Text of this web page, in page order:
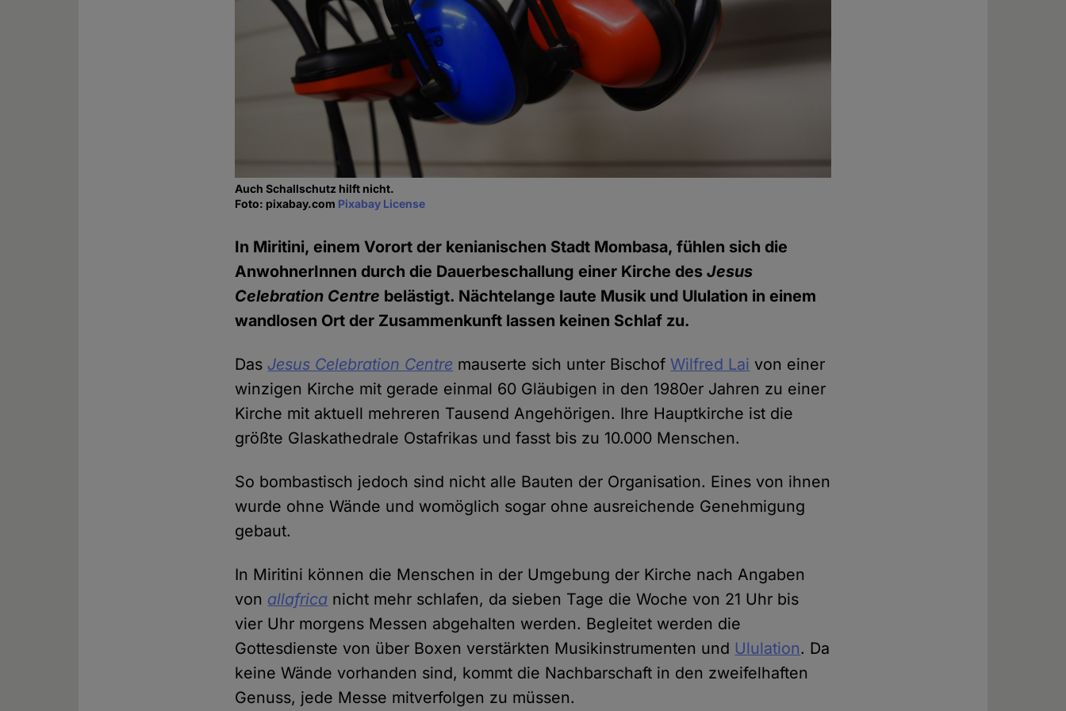
Auch Schallschutz hilft nicht.
Foto: pixabay.com Pixabay License
In Miritini, einem Vorort der kenianischen Stadt Mombasa, fühlen sich die
AnwohnerInnen durch die Dauerbeschallung einer Kirche desJesus
Celebration Centre belästigt. Nächtelange laute Musik und Ululation in einem
wandlosen Ort der Zusammenkunft lassen keinen Schlaf zu.
DasJesus Celebration Centre mauserte sich unter Bischof Wilfred Lai von einer
winzigen Kirche mit gerade einmal 60 Gläubigen in den 1980er Jahren zu einer
Kirche mit aktuell mehreren Tausend Angehörigen. Ihre Hauptkirche ist die
größte Glaskathedrale Ostafrikas und fasst bis zu 10.000 Menschen.
So bombastisch jedoch sind nicht alle Bauten der Organisation. Eines von ihnen
wurde ohne Wände und womöglich sogar ohne ausreichende Genehmigung
gebaut.
In Miritini können die Menschen in der Umgebung der Kirche nach Angaben
von allafrica nicht mehr schlafen, da sieben Tage die Woche von 21 Uhr bis
vier Uhr morgens Messen abgehalten werden. Begleitet werden die
Gottesdienste von über Boxen verstärkten Musikinstrumenten und Ululation. Da
keine Wände vorhanden sind, kommt die Nachbarschaft in den zweifelhaften
Genuss, jede Messe mitverfolgen zu müssen.